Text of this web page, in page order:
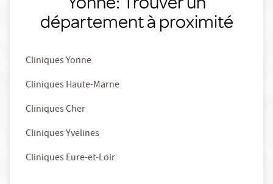
département à proximité
Cliniques Yonne
Cliniques Haute-Marne
Cliniques Cher
Cliniques Yvelines
Cliniques Eure-et-Loir